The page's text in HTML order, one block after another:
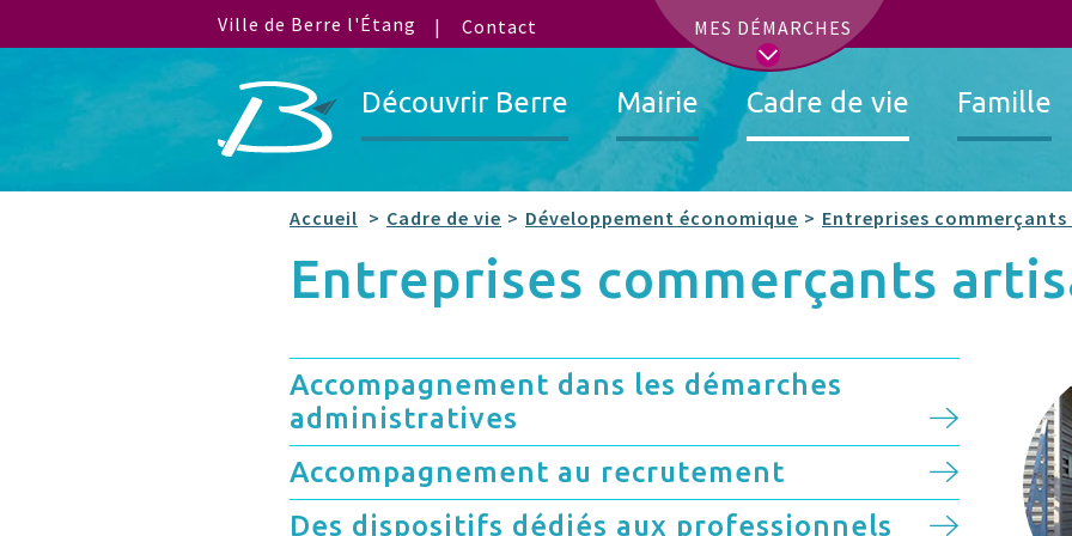
Ville de Berre l'Étang MES DÉMARCHES
Contact
Découvrir Berre Mairie Cadre de vie Famille
Accueil Cadre de vie Développement économique Entreprises
Entreprises commerçants
Accompagnement dans les démarches
administratives
Accompagnement au recrutement
Des dispositifs dédiés aux professionnels